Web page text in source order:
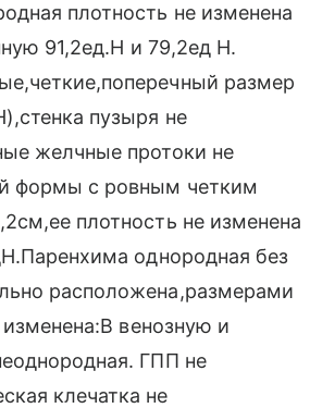
плотность не изменена
91,2ед.Н и 79,2ед Н.
размер
пузыря не
желчные протоки не
формы с ровным четким
плотность не изменена
однородная без
расположена,размерами
венозную и
ГПП не
клечатка не